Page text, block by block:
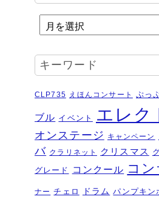
ハッピーパーク終了♪
HAPPY PARK 2026～
ク体験
2026年7月6日
受賞結果 ヤマハエレ
夏のおトクなキャンペ
その２ 2026年6月11日
夏のおトクなキャンペ
その１
キーワード
CLP735 えほんコンサート ぷっ
ブル イベント エレク
オンステージ キャンペーン
バ クラリネット クリスマス
グレード
コンクール コン
ナー チェロ ドラム パンプキン